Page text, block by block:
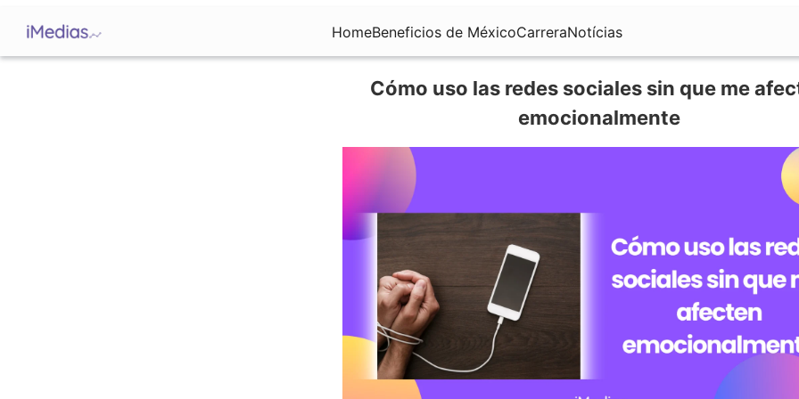
HomeBeneficios de MéxicoCarreraNotícias
Cómo uso las redes sociales sin que me
emocionalmente